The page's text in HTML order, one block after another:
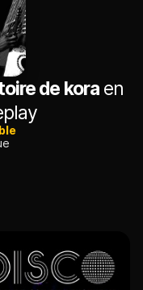
de koraen